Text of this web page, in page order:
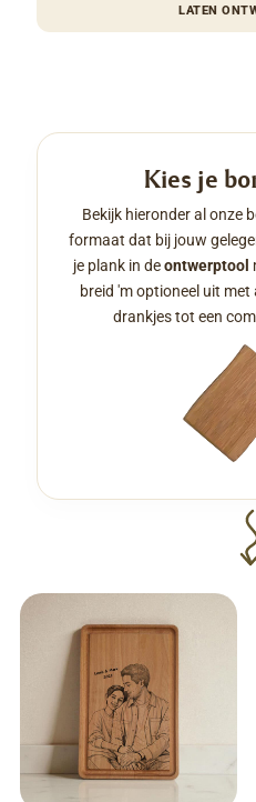
LATEN
Kies je
Bekijk hieronder al onze
formaat dat bij jouw
je plank in deontwerptool
breid 'm optioneel uit
drankjes tot een